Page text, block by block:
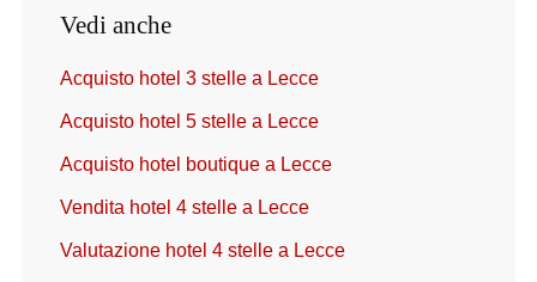
Vedi anche
Acquisto hotel 3 stelle a Lecce
Acquisto hotel 5 stelle a Lecce
Acquisto hotel boutique a Lecce
Vendita hotel 4 stelle a Lecce
Valutazione hotel 4 stelle a Lecce